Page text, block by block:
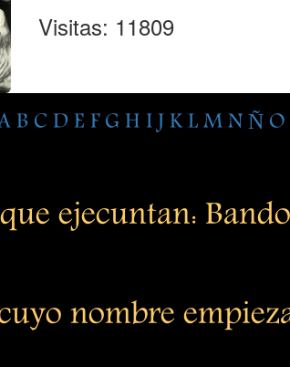
Visitas: 11809
B C D E F G H I J K L M N Ñ O
ejecuntan:
nombre